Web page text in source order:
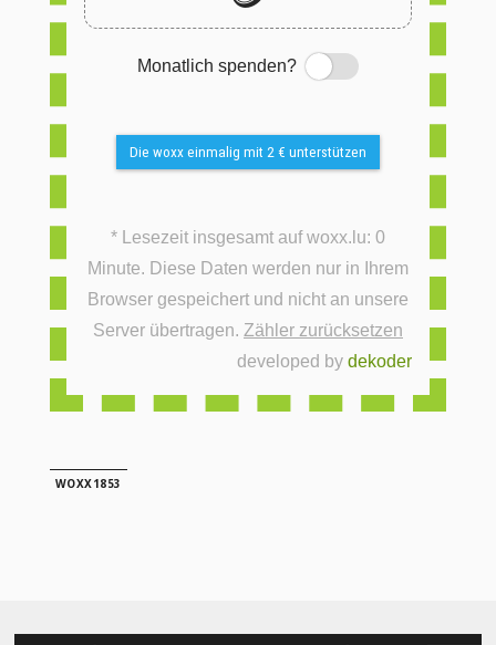
Monatlich spenden?
Switch
Die woxx einmalig mit 2 € unterstützen
* Lesezeit insgesamt auf woxx.lu: 0
Minute. Diese Daten werden nur in Ihrem
Browser gespeichert und nicht an unsere
Server übertragen. Zähler zurücksetzen
developed bydekoder
WOXX1853